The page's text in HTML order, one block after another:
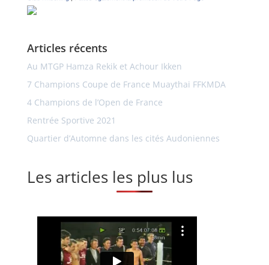
Articles récents
Au MTGP Hamza Rekik et Achour Ikken
7 Champions Coupe de France Muaythai FFKMDA
4 Champions de l’Open de France
Rentrée Sportive 2021
Quartier d’Automne dans les cités Audoniennes
Les articles les plus lus